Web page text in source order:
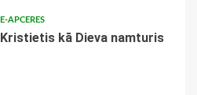
E-APCERES
Kristietis kā Dieva namturis